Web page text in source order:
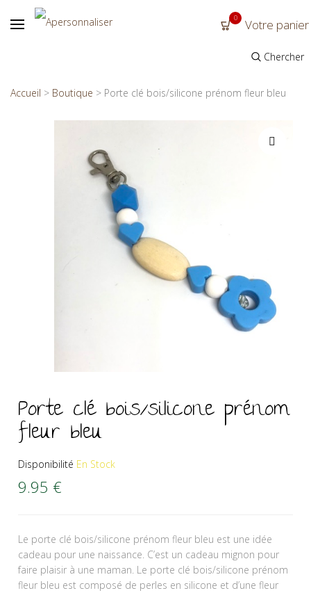
0 Votre panier
Chercher
Accueil > Boutique > Porte clé bois/silicone prénom fleur bleu
Porte clé bois/silicone prénom
fleur bleu
Disponibilité En Stock
9.95 €
Le porte clé bois/silicone prénom fleur bleu est une idée
cadeau pour une naissance. C’est un cadeau mignon pour
faire plaisir à une maman. Le porte clé bois/silicone prénom
fleur bleu est composé de perles en silicone et d’une fleur